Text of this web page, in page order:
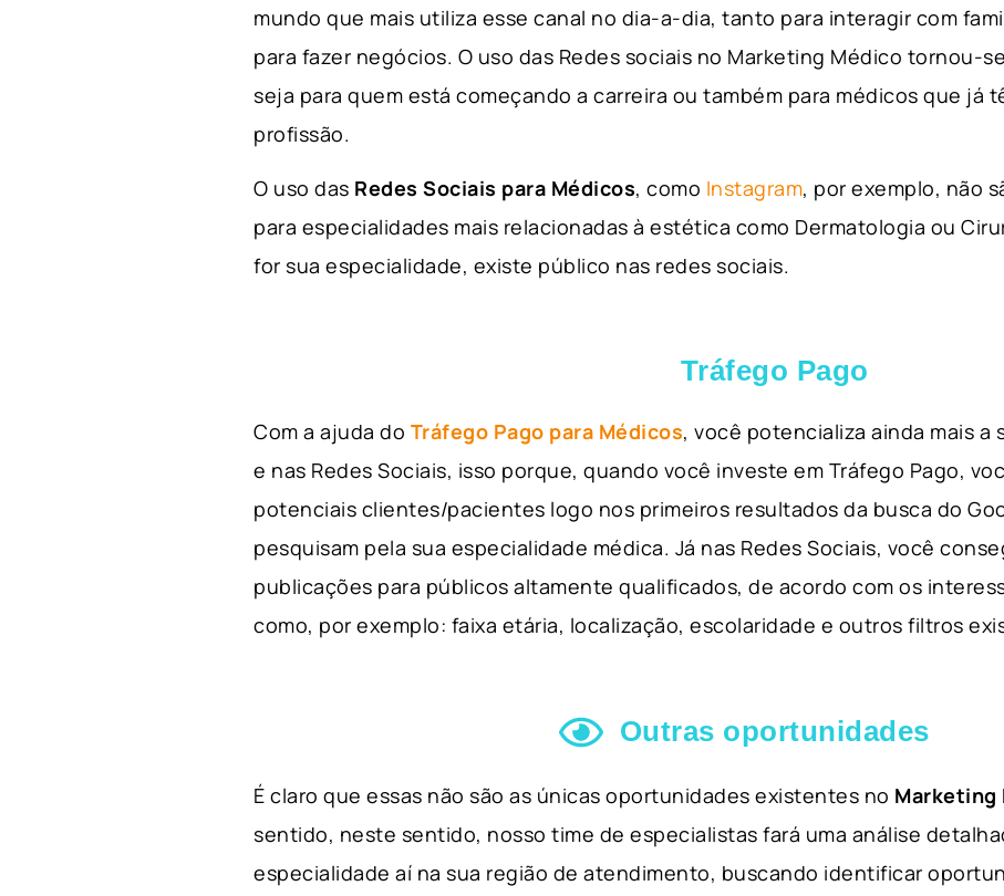
mundo que mais utiliza esse canal no dia-a-dia, tanto para interagir com
para fazer negócios. O uso das Redes sociais no Marketing Médico tornou-
seja para quem está começando a carreira ou também para médicos que já
profissão.
O uso das Redes Sociais para Médicos, como Instagram, por exemplo, não
para especialidades mais relacionadas à estética como Dermatologia ou
for sua especialidade, existe público nas redes sociais.
Tráfego Pago
Com a ajuda do Tráfego Pago para Médicos, você potencializa ainda mais a
e nas Redes Sociais, isso porque, quando você investe em Tráfego Pago,
potenciais clientes/pacientes logo nos primeiros resultados da busca do
pesquisam pela sua especialidade médica. Já nas Redes Sociais, você
publicações para públicos altamente qualificados, de acordo com os
como, por exemplo: faixa etária, localização, escolaridade e outros filtros
Outras oportunidades
É claro que essas não são as únicas oportunidades existentes no Marketing
sentido, neste sentido, nosso time de especialistas fará uma análise
especialidade aí na sua região de atendimento, buscando identificar